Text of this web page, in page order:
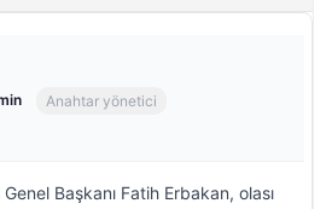
Anahtar yönetici
Başkanı Fatih Erbakan, olası